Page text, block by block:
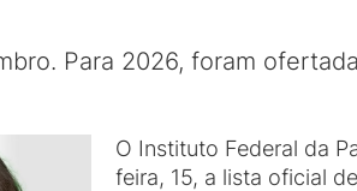
Para 2026, foram
O Instituto Federal da
feira, 15, a lista oficial